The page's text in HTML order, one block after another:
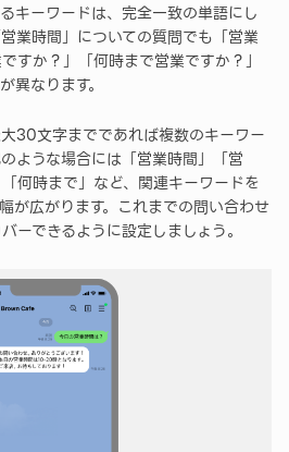
キーワードは、完全一致の単語にし
業時間」についての質問でも「営業
すか？」「何時まで営業ですか？」
異なります。
30文字までであれば複数のキーワー
ような場合には「営業時間」「営
何時まで」など、関連キーワードを
が広がります。これまでの問い合わせ
ーできるように設定しましょう。